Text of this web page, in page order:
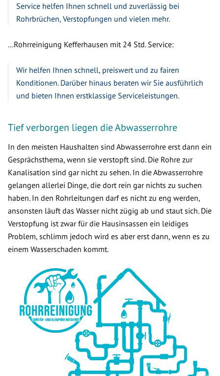
Service helfen Ihnen schnell und zuverlässig bei
Rohrbrüchen, Verstopfungen und vielen mehr.
…Rohrreinigung Kefferhausen mit 24 Std. Service:
Wir helfen Ihnen schnell, preiswert und zu fairen
Konditionen. Darüber hinaus beraten wir Sie ausführlich
und bieten Ihnen erstklassige Serviceleistungen.
Tief verborgen liegen die Abwasserrohre
In den meisten Haushalten sind Abwasserrohre erst dann ein
Gesprächsthema, wenn sie verstopft sind. Die Rohre zur
Kanalisation sind gar nicht zu sehen. In die Abwasserrohre
gelangen allerlei Dinge, die dort rein gar nichts zu suchen
haben. In den Rohrleitungen darf es nicht zu eng werden,
ansonsten läuft das Wasser nicht zügig ab und staut sich. Die
Verstopfung ist zwar für die Hausinsassen ein leidiges
Problem, schlimm jedoch wird es aber erst dann, wenn es zu
einem Wasserschaden kommt.